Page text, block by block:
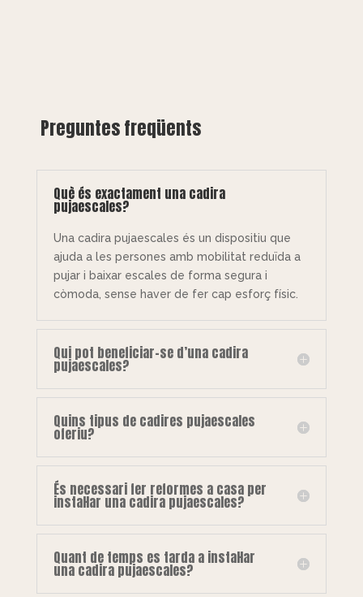
Preguntes freqüents
Què és exactament una cadira
pujaescales?
Una cadira pujaescales és un dispositiu que
ajuda a les persones amb mobilitat reduïda a
pujar i baixar escales de forma segura i
còmoda, sense haver de fer cap esforç físic.
Qui pot beneficiar-se d’una cadira
pujaescales?
Quins tipus de cadires pujaescales
oferiu?
És necessari fer reformes a casa per
instal·lar una cadira pujaescales?
Quant de temps es tarda a instal·lar
una cadira pujaescales?